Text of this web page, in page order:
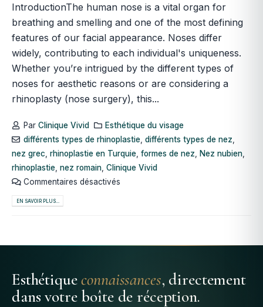
IntroductionThe human nose is a vital organ for
breathing and smelling and one of the most defining
features of our facial appearance. Noses differ
widely, contributing to each individual's uniqueness.
Whether you’re intrigued by the different types of
noses for aesthetic reasons or are considering a
rhinoplasty (nose surgery), this...
Par Clinique Vivid
Esthétique du visage
différents types de rhinoplastie, différents types de nez
nez grec rhinoplastie en Turquie formes de nez Nez nubien
rhinoplastie nez romain Clinique Vivid
Commentaires désactivés
EN SAVOIR PLUS...
Esthétiqueconnaissances, directement
dans votre boîte de réception.